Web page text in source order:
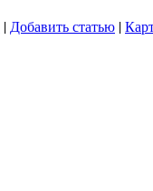
| Добавить статью |